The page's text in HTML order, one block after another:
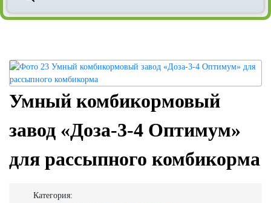
Умный комбикормовый
завод «Доза-3-4 Оптимум»
для рассыпного комбикорма
Категория: